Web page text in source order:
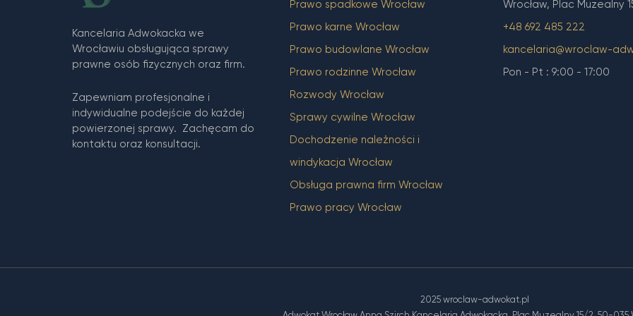
Kancelaria Adwokacka we
Wrocławiu obsługująca sprawy
prawne osób fizycznych oraz firm.
Zapewniam profesjonalne i
indywidualne podejście do każdej
powierzonej sprawy. Zachęcam do
kontaktu oraz konsultacji.
Prawo spadkowe Wrocław
Prawo karne Wrocław
Prawo budowlane Wrocław
Prawo rodzinne Wrocław
Rozwody Wrocław
Sprawy cywilne Wrocław
Dochodzenie należności i
windykacja Wrocław
Obsługa prawna firm Wrocław
Prawo pracy Wrocław
Wrocław, Plac Muzealny
+48 692 485 222
kancelaria@wroclaw-
Pon - Pt : 9:00 - 17:00
2025 wroclaw-adwokat.pl